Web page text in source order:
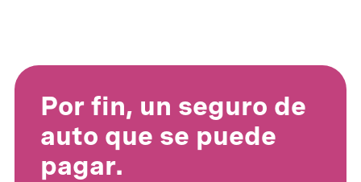
Por fin, un seguro de
auto que se puede
pagar.